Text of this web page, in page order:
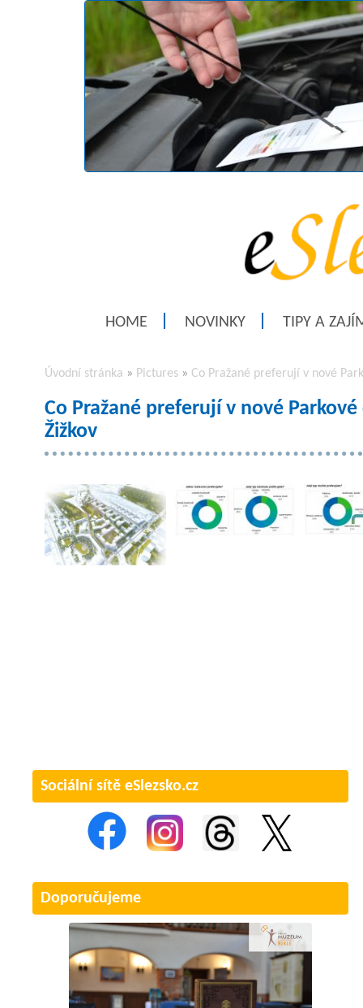
HOME NOVINKY TIPY A
Úvodní stránka » Pictures » Co Pražané preferují v nové
Co Pražané preferují v nové
Žižkov
Sociální sítě eSlezsko.cz
Doporučujeme